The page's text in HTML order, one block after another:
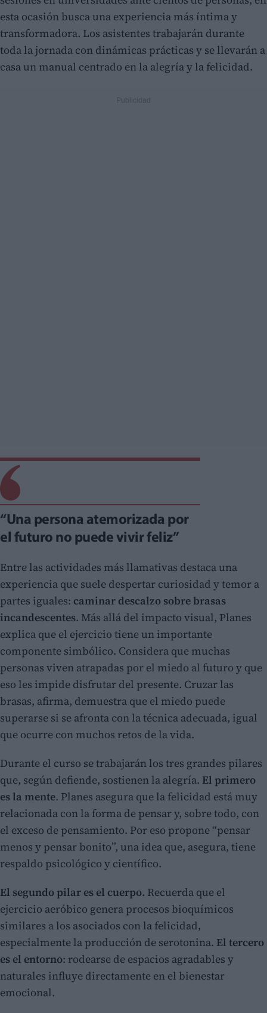
esta ocasión busca una experiencia más íntima y
transformadora. Los asistentes trabajarán durante
toda la jornada con dinámicas prácticas y se llevarán a
casa un manual centrado en la alegría y la felicidad.
“Una persona atemorizada por
el futuro no puede vivir feliz”
Entre las actividades más llamativas destaca una
experiencia que suele despertar curiosidad y temor a
partes iguales: caminar descalzo sobre brasas
incandescentes. Más allá del impacto visual, Planes
explica que el ejercicio tiene un importante
componente simbólico. Considera que muchas
personas viven atrapadas por el miedo al futuro y que
eso les impide disfrutar del presente. Cruzar las
brasas, afirma, demuestra que el miedo puede
superarse si se afronta con la técnica adecuada, igual
que ocurre con muchos retos de la vida.
Durante el curso se trabajarán los tres grandes pilares
que, según defiende, sostienen la alegría. El primero
es la mente. Planes asegura que la felicidad está muy
relacionada con la forma de pensar y, sobre todo, con
el exceso de pensamiento. Por eso propone “pensar
menos y pensar bonito”, una idea que, asegura, tiene
respaldo psicológico y científico.
El segundo pilar es el cuerpo. Recuerda que el
ejercicio aeróbico genera procesos bioquímicos
similares a los asociados con la felicidad,
especialmente la producción de serotonina. El tercero
es el entorno: rodearse de espacios agradables y
naturales influye directamente en el bienestar
emocional.